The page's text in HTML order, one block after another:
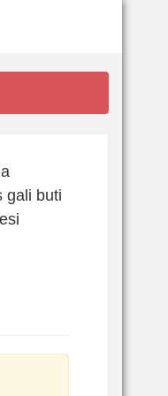
gali buti